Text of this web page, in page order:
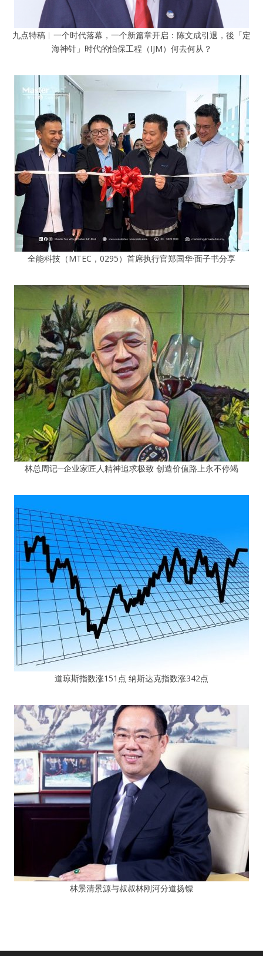
九点特稿︱一个时代落幕，一个新篇章开启：陈文成引退，後「定
海神针」时代的怡保工程（IJM）何去何从？
全能科技（MTEC，0295）首席执行官郑国华·面子书分享
林总周记─企业家匠人精神追求极致 创造价值路上永不停竭
道琼斯指数涨151点 纳斯达克指数涨342点
林景清景源与叔叔林刚河分道扬镖